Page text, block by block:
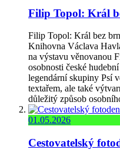
Filip Topol: Král
Filip Topol: Král bez
Knihovna Václava
na výstavu věnovanou
osobnosti české
legendární skupiny Psí
textařem, ale také
důležitý způsob
01.05.2026
Cestovatelský